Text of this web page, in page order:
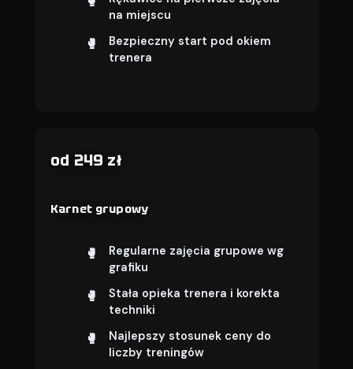
na miejscu
Bezpieczny start pod okiem
trenera
od 249 zł
Karnet grupowy
Regularne zajęcia grupowe wg
grafiku
Stała opieka trenera i korekta
techniki
Najlepszy stosunek ceny do
liczby treningów